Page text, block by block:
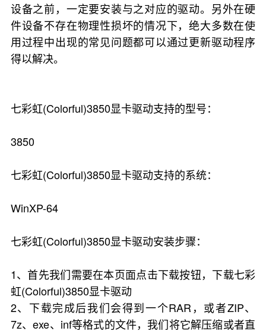
设备之前，一定要安装与之对应的驱动。另外在硬
件设备不存在物理性损坏的情况下，绝大多数在使
用过程中出现的常见问题都可以通过更新驱动程序
得以解决。
七彩虹(Colorful)3850显卡驱动支持的型号：
3850
七彩虹(Colorful)3850显卡驱动支持的系统：
WinXP-64
七彩虹(Colorful)3850显卡驱动安装步骤：
1、首先我们需要在本页面点击下载按钮，下载七彩
虹(Colorful)3850显卡驱动
2、下载完成后我们会得到一个RAR，或者ZIP、
7z、exe、inf等格式的文件，我们将它解压缩或者直